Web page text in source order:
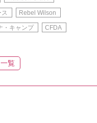
ス Rebel Wilson
・キャンプ CFDA
覧